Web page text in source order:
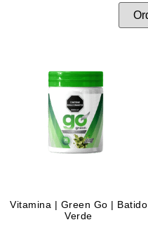
Vitamina | Green Go | Batido
Verde